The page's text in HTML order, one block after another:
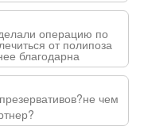
операцию по
от полипоза
благодарна
е чем